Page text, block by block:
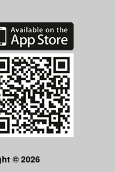
© 2026